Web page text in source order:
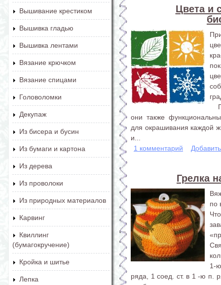
Вышивание крестиком
Вышивка гладью
Вышивка лентами
Вязание крючком
Вязание спицами
Головоломки
Декупаж
Из бисера и бусин
Из бумаги и картона
Из дерева
Из проволоки
Из природных материалов
Карвинг
Квиллинг
(бумагокручение)
Кройка и шитье
Лепка
Цвета и
они также
для окрашивания каждой
и...
1 комментарий
Грелка
по
1-
ряда, 1 соед. ст. в 1 -ю п.